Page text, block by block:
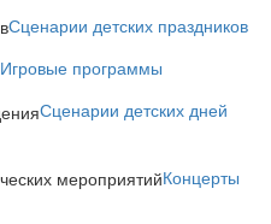
Сценарии детских праздников
Игровые программы
Сценарии детских дней
Концерты